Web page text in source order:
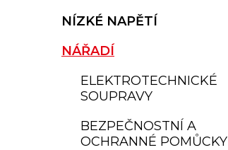
NÍZKÉ NAPĚTÍ
NÁŘADÍ
ELEKTROTECHNICKÉ
SOUPRAVY
BEZPEČNOSTNÍ A
OCHRANNÉ POMŮCKY